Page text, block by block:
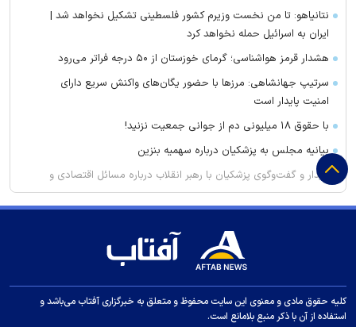
نتانیاهو: تا من نخست وزیرم کشور فلسطینی تشکیل نخواهد شد |
ایران به اسرائیل حمله نخواهد کرد
هشدار قرمز هواشناسی؛ گرمای خوزستان از ۵۰ درجه فراتر می‌رود
سرتیپ جهانشاهی: مرز‌ها با حضور یگان‌های واکنش سریع دارای
امنیت پایدار است
با حقوق ۱۸ میلیونی دم از جوانی جمعیت نزنید!
بیانیه مجلس به پزشکیان درباره سهمیه بنزین
دیدار و گفت‌وگوی پزشکیان با رهبر انقلاب درباره مسائل اقتصادی و
نظامی کشور
تایید استعفای ذوالقدر
انیمیشن «یارپ» وارد فاز تولید شد
تراکتور با ربیعی همه نتایج را تجربه کرد/ آمار سرمربی برکنار شده
تی‌تی‌ها
کلیه حقوق مادی و معنوی این سایت محفوظ و متعلق به خبرگزاری آفتاب می‌باشد و
استفاده از آن با ذکر منبع بلامانع است.